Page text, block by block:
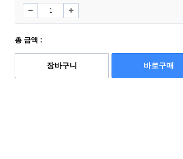
총 금액 :
장바구니 바로구매